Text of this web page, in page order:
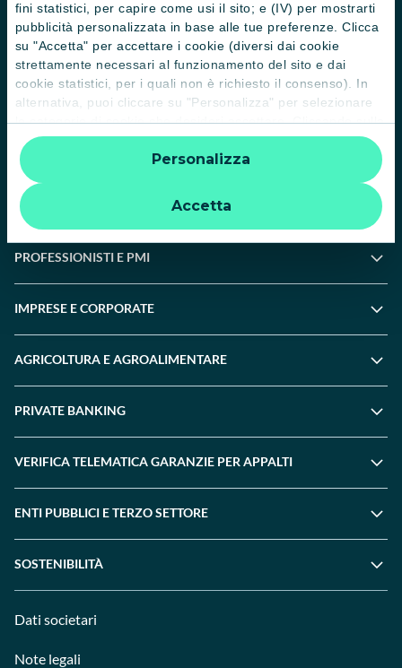
fini statistici, per capire come usi il sito; e (IV) per mostrarti
pubblicità personalizzata in base alle tue preferenze. Clicca
su "Accetta" per accettare i cookie (diversi dai cookie
strettamente necessari al funzionamento del sito e dai
cookie statistici, per i quali non è richiesto il consenso). In
alternativa, puoi cliccare su "Personalizza" per selezionare
le categorie di cookie che desideri accettare. Cliccando sulla
“X” le impostazioni predefinite vengono lasciate invariate e
quindi la navigazione può continuare senza cookie o altri
strumenti di tracciamento diversi da quelli tecnici. Per
ulteriori informazioni:
informativa privacy
Accetta
Personalizza
Informative
Informativa sulla sostenibilità nel settore dei servizi finanziari
Informativa sulla presa in considerazione dei PAI
Etica e conformità
Whistleblowing
PRIVATI
PROFESSIONISTI E PMI
IMPRESE E CORPORATE
AGRICOLTURA E AGROALIMENTARE
PRIVATE BANKING
VERIFICA TELEMATICA GARANZIE PER APPALTI
ENTI PUBBLICI E TERZO SETTORE
SOSTENIBILITÀ
Dati societari
Note legali